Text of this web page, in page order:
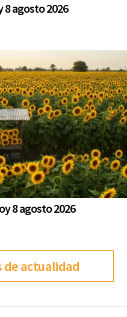
8 agosto 2026
8 agosto 2026
de actualidad